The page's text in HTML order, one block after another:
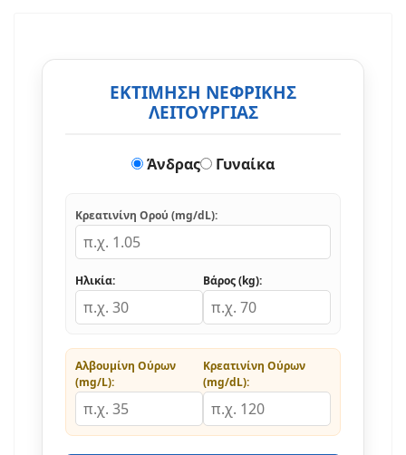
ΕΚΤΙΜΗΣΗ ΝΕΦΡΙΚΗΣ
ΛΕΙΤΟΥΡΓΙΑΣ
Άνδρας Γυναίκα
Κρεατινίνη Ορού (mg/dL):
Ηλικία: Βάρος (kg):
Αλβουμίνη Ούρων
(mg/L):
Κρεατινίνη Ούρων
(mg/dL):